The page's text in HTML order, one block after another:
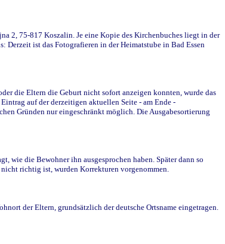
2, 75-817 Koszalin. Je eine Kopie des Kirchenbuches liegt in der
Derzeit ist das Fotografieren in der Heimatstube in Bad Essen
die Eltern die Geburt nicht sofort anzeigen konnten, wurde das
auf der derzeitigen aktuellen Seite - am Ende -
Gründen nur eingeschränkt möglich. Die Ausgabesortierung
wie die Bewohner ihn ausgesprochen haben. Später dann so
richtig ist, wurden Korrekturen vorgenommen.
der Eltern, grundsätzlich der deutsche Ortsname eingetragen.